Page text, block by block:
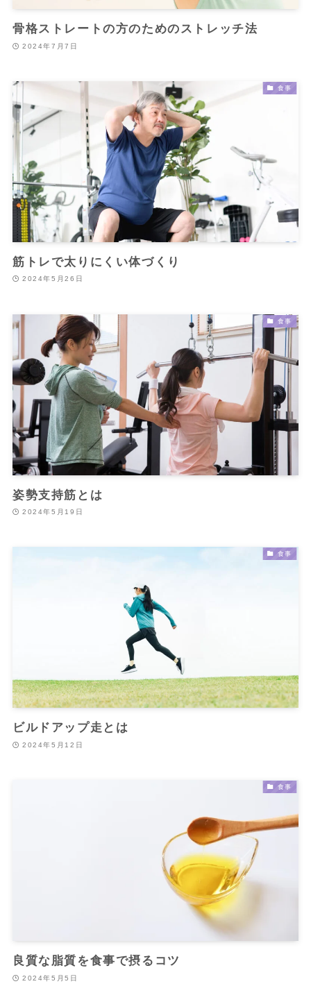
骨格ストレートの方のためのストレッチ法
2024年7月7日
食事
筋トレで太りにくい体づくり
2024年5月26日
食事
姿勢支持筋とは
2024年5月19日
食事
ビルドアップ走とは
2024年5月12日
食事
良質な脂質を食事で摂るコツ
2024年5月5日